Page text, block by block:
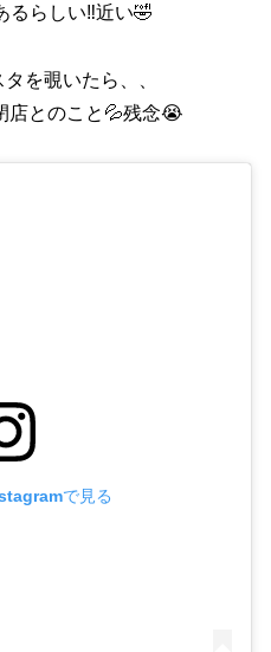
るらしい‼️近い🤣
を覗いたら、、
店とのこと💦残念😭
で見る